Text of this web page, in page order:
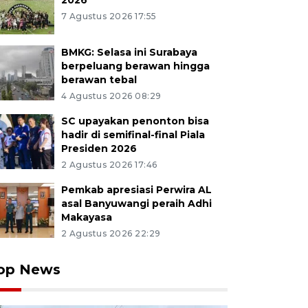
7 Agustus 2026 17:55
BMKG: Selasa ini Surabaya
berpeluang berawan hingga
berawan tebal
4 Agustus 2026 08:29
SC upayakan penonton bisa
hadir di semifinal-final Piala
Presiden 2026
2 Agustus 2026 17:46
Pemkab apresiasi Perwira AL
asal Banyuwangi peraih Adhi
Makayasa
2 Agustus 2026 22:29
News